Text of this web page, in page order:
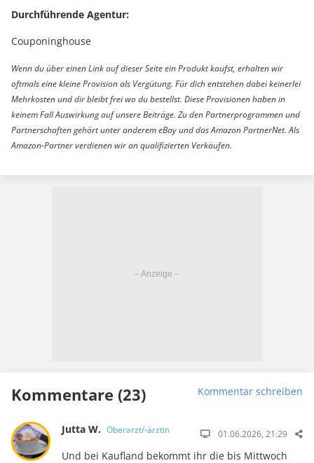
Durchführende Agentur:
Couponinghouse
Wenn du über einen Link auf dieser Seite ein Produkt kaufst, erhalten wir
oftmals eine kleine Provision als Vergütung. Für dich entstehen dabei keinerlei
Mehrkosten und dir bleibt frei wo du bestellst. Diese Provisionen haben in
keinem Fall Auswirkung auf unsere Beiträge. Zu den Partnerprogrammen und
Partnerschaften gehört unter anderem eBay und das Amazon PartnerNet. Als
Amazon-Partner verdienen wir an qualifizierten Verkäufen.
Kommentare (23) Kommentar schreiben
Jutta W. Oberarzt/-ärztin 01.06.2026, 21:29
Und bei Kaufland bekommt ihr die bis Mittwoch